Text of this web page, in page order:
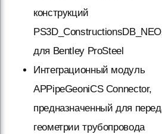
конструкций
для Bentley ProSteel
Интеграционный модуль
APPipeGeoniCS Connector,
предназначенный для
геометрии трубопровода